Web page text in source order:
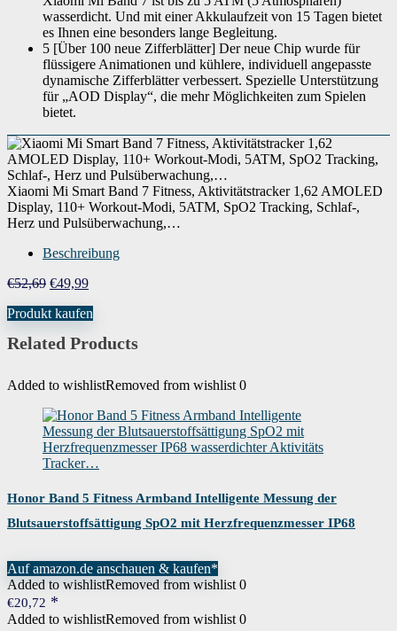
wasserdicht. Und mit einer Akkulaufzeit von 15 Tagen bietet
es Ihnen eine besonders lange Begleitung.
5 [Über 100 neue Zifferblätter] Der neue Chip wurde für
flüssigere Animationen und kühlere, individuell angepasste
dynamische Zifferblätter verbessert. Spezielle Unterstützung
für „AOD Display“, die mehr Möglichkeiten zum Spielen
bietet.
Xiaomi Mi Smart Band 7 Fitness, Aktivitätstracker 1,62 AMOLED
Display, 110+ Workout-Modi, 5ATM, SpO2 Tracking, Schlaf-,
Herz und Pulsüberwachung,…
Beschreibung
€52,69 Ursprünglicher
war:
€49,99Aktueller
ist:
Produkt kaufen
Related Products
Added to wishlistRemoved from wishlist 0
Honor Band 5 Fitness Armband Intelligente Messung der
Blutsauerstoffsättigung SpO2 mit Herzfrequenzmesser IP68
Auf amazon.de anschauen & kaufen*
Added to wishlistRemoved from wishlist 0
€20,72
Added to wishlistRemoved from wishlist 0